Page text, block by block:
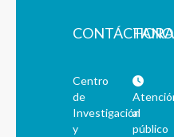
Centro
de
Investigación
y
al
público